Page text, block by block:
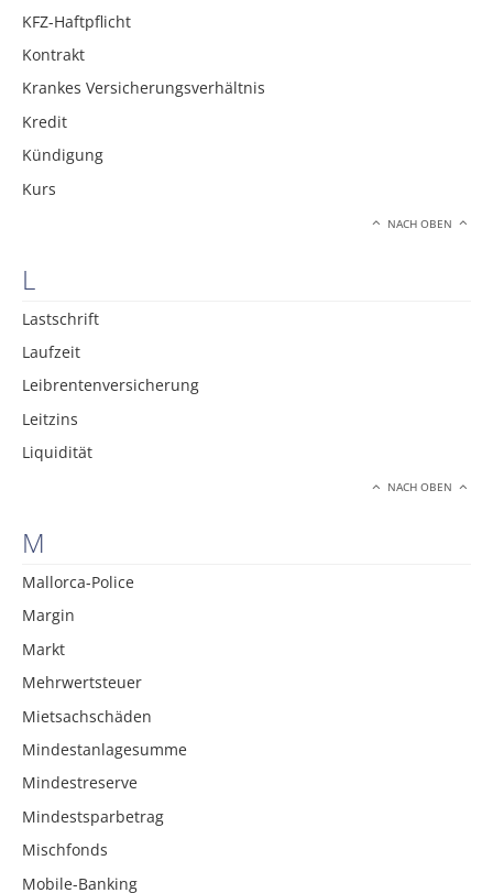
KFZ-Haftpflicht
Kontrakt
Krankes Versicherungsverhältnis
Kredit
Kündigung
Kurs
NACH OBEN
L
Lastschrift
Laufzeit
Leibrentenversicherung
Leitzins
Liquidität
NACH OBEN
M
Mallorca-Police
Margin
Markt
Mehrwertsteuer
Mietsachschäden
Mindestanlagesumme
Mindestreserve
Mindestsparbetrag
Mischfonds
Mobile-Banking